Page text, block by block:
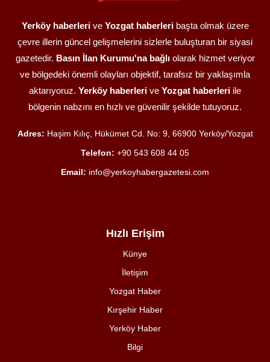
Yerköy haberlerive Yozgat haberleribaşta olmak üzere
çevre illerin güncel gelişmelerini sizlerle buluşturan bir siyasi
gazetedir. Basın İlan Kurumu'na bağlıolarak hizmet veriyor
ve bölgedeki önemli olayları objektif, tarafsız bir yaklaşımla
aktarıyoruz. Yerköy haberleri ve Yozgat haberleri ile
bölgenin nabzını en hızlı ve güvenilir şekilde tutuyoruz.
Adres: Haşim Kılıç, Hükümet Cd. No: 9, 66900 Yerköy/Yozgat
Telefon: +90 543 608 44 05
Email: info@yerkoyhabergazetesi.com
Hızlı Erişim
Künye
İletişim
Yozgat Haber
Kırşehir Haber
Yerköy Haber
Bilgi